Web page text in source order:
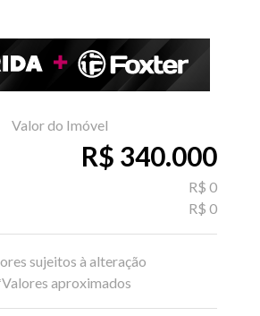
Valor do Imóvel
R$ 340.000
R$ 0
R$ 0
sujeitos à alteração
aproximados